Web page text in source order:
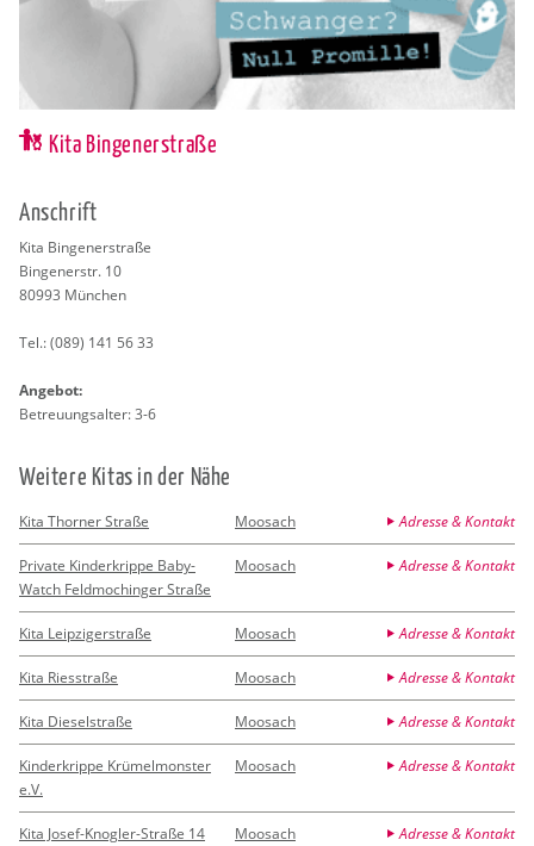
Kita Bingenerstraße
An­schrift
Kita Bin­ge­ner­stra­ße
Bin­ge­ner­str. 10
80993 Mün­chen
Tel.:(089) 141 56 33
An­ge­bot:
Be­treu­ungs­al­ter: 3-6
Wei­te­re Kitas in der Nähe
Kita Thorner Straße Moosach Adresse & Kontakt
Private Kinderkrippe Baby-
Watch Feldmochinger Straße
Moosach Adresse & Kontakt
Kita Leipzigerstraße Moosach Adresse & Kontakt
Kita Riesstraße Moosach Adresse & Kontakt
Kita Dieselstraße Moosach Adresse & Kontakt
Kinderkrippe Krümelmonster
e.V.
Moosach Adresse & Kontakt
Kita Josef-Knogler-Straße 14 Moosach Adresse & Kontakt